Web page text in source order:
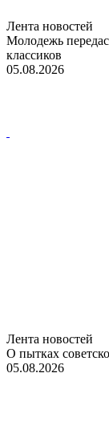
Лента новостей
Молодежь
классиков
05.08.2026
Лента новостей
О пытках
05.08.2026